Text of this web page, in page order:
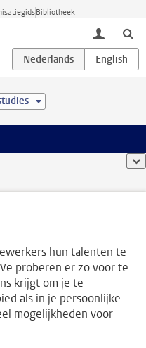
Bibliotheek
toggle
hun talenten te
proberen er zo voor te
krijgt om je te
als in je persoonlijke
mogelijkheden voor